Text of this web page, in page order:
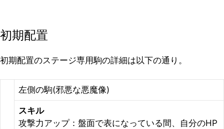
初期配置
初期配置のステージ専用駒の詳細は以下の通り。
左側の駒(邪悪な悪魔像)
スキル
攻撃力アップ：盤面で表になっている間、自分のHP